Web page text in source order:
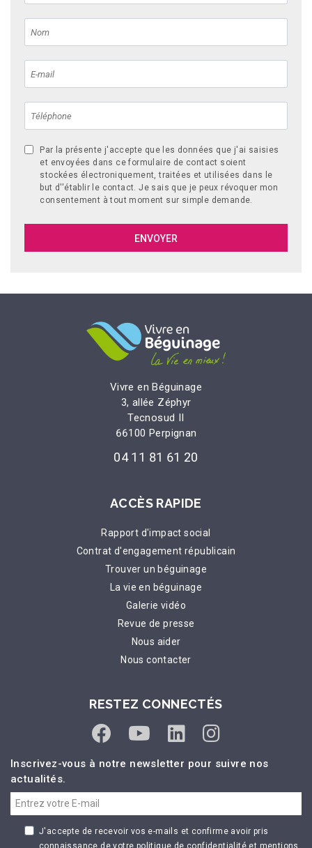
Par la présente j'accepte que les données que j'ai saisies
et envoyées dans ce formulaire de contact soient
stockées électroniquement, traitées et utilisées dans le
but d''établir le contact. Je sais que je peux révoquer mon
consentement à tout moment sur simple demande.
Vivre en Béguinage
3, allée Zéphyr
Tecnosud II
66100 Perpignan
04 11 81 61 20
ACCÈS RAPIDE
Rapport d'impact social
Contrat d'engagement républicain
Trouver un béguinage
La vie en béguinage
Galerie vidéo
Revue de presse
Nous aider
Nous contacter
RESTEZ CONNECTÉS
Inscrivez-vous à notre newsletter pour suivre nos
actualités.
J'accepte de recevoir vos e-mails et confirme avoir pris